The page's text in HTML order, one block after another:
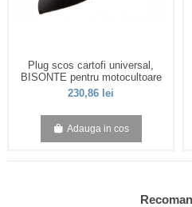
Plug scos cartofi universal,
BISONTE pentru motocultoare
230,86 lei
Adauga in cos